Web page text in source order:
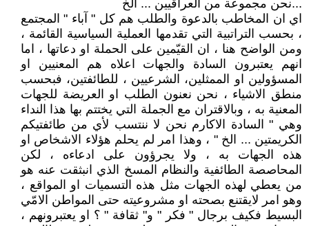
...نحن مجموعة من العراقيين ... الخ
اي ان المخاطب بالدعوة والطلب هم كل " آباء " المجتمع
، بحسب التراتبية التي تقدمها العملية السياسية القائمة ،
ومن الواضح هنا ، ان القيّمين على الحملة او دعاتها ، اما
انهم يعتبرون السادة والجهات اعلاه هم المعنيين او
المسؤولين او الممثلين، الشرعيين ، للطائفتين، فبحسب
منطق الاشياء ، نحن نعنون الطلب او العريضة للجهات
المعنية به ، وبالاقتران مع الجملة التي يختتم بها هذا النداء
وهي " السادة الاكارم نحن لا ننتسب لأي من طائفتيكم
الكريمتين ... الخ " ، وهذا امر لم يحلم هؤلاء الاشخاص او
هذه الجهات به ، ولا يجرؤون على ادعاءه ، لكن
المحاصصة الطائفية والنظام المسخ الذي انبثقت عنه هو
من يعطي لهذه الجهات مثل هذه التسميات او المواقع ،
وهو امر لايقتنع بصحته او مشروعيته حتى المواطن الامّي
البسيط فكيف برجال " فكر " و" ثقافة " ؟ او يعتبرونهم ،